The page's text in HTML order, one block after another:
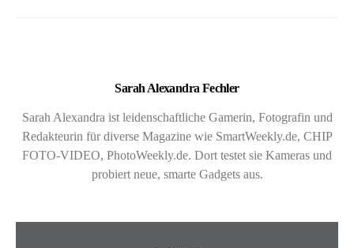
Sarah Alexandra Fechler
Sarah Alexandra ist leidenschaftliche Gamerin, Fotografin und
Redakteurin für diverse Magazine wie SmartWeekly.de, CHIP
FOTO-VIDEO, PhotoWeekly.de. Dort testet sie Kameras und
probiert neue, smarte Gadgets aus.